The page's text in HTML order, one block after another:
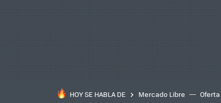
HOY SE HABLA DE Mercado Libre Oferta